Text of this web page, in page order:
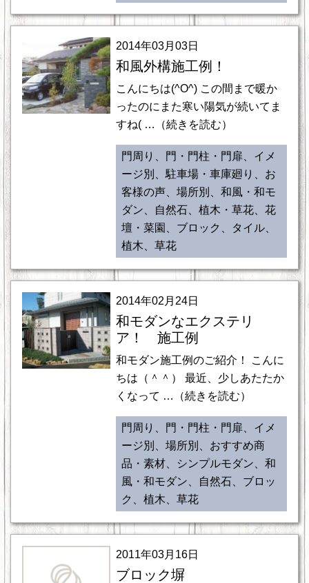
2014年03月03日
和風外構施工例！
こんにちは(^O^) この間まで暖か
ったのにまた寒い陽気が続いてま
すね( …（続きを読む）
門周り、門・門柱・門扉、イメ
ージ別、駐車場・車庫廻り、お
客様の声、場所別、和風・和モ
ダン、自然石、植木・草花、花
壇・菜園、ブロック、タイル、
植木、草花
2014年02月24日
和モダンなエクステリ
ア！ 施工例
和モダン施工例のご紹介！ こんに
ちは（＾＾） 最近、少しあたたか
くなって …（続きを読む）
門周り、門・門柱・門扉、イメ
ージ別、場所別、おすすめ商
品・素材、シンプルモダン、和
風・和モダン、自然石、ブロッ
ク、植木、草花
2011年03月16日
ブロック塀